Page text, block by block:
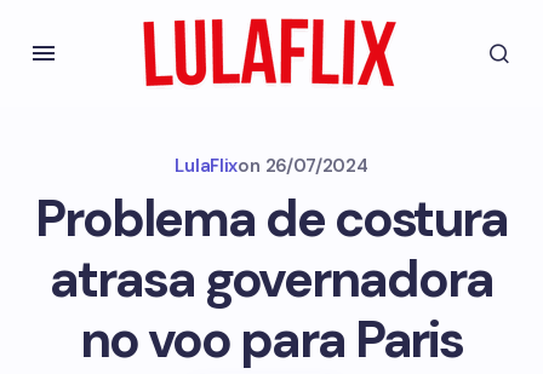
LulaFlixon 26/07/2024
Problema de costura
atrasa governadora
no voo para Paris